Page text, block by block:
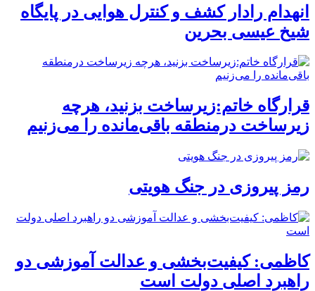
انهدام رادار کشف و کنترل هوایی در پایگاه
شیخ عیسی بحرین
قرارگاه خاتم:زیرساخت بزنید، هرچه
زیرساخت درمنطقه باقی‌مانده را می‌زنیم
رمز پیروزی در جنگ هویتی
کاظمی: کیفیت‌بخشی و عدالت آموزشی دو
راهبرد اصلی دولت است